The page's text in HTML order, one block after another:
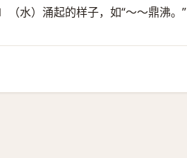
（水）涌起的样子，如“～～鼎沸。”